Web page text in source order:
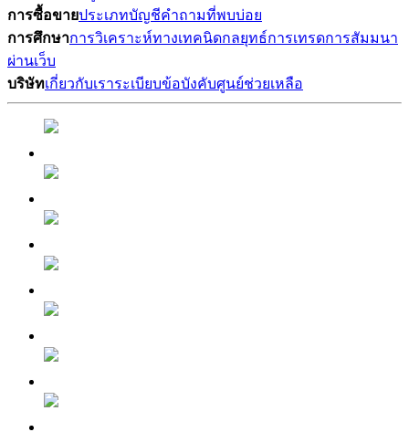
การซื้อขายประเภทบัญชีคำถามที่พบบ่อย
การศึกษาการวิเคราะห์ทางเทคนิดกลยุทธ์การเทรดการสัมมนา
ผ่านเว็บ
บริษัทเกี่ยวกับเราระเบียบข้อบังคับศูนย์ช่วยเหลือ